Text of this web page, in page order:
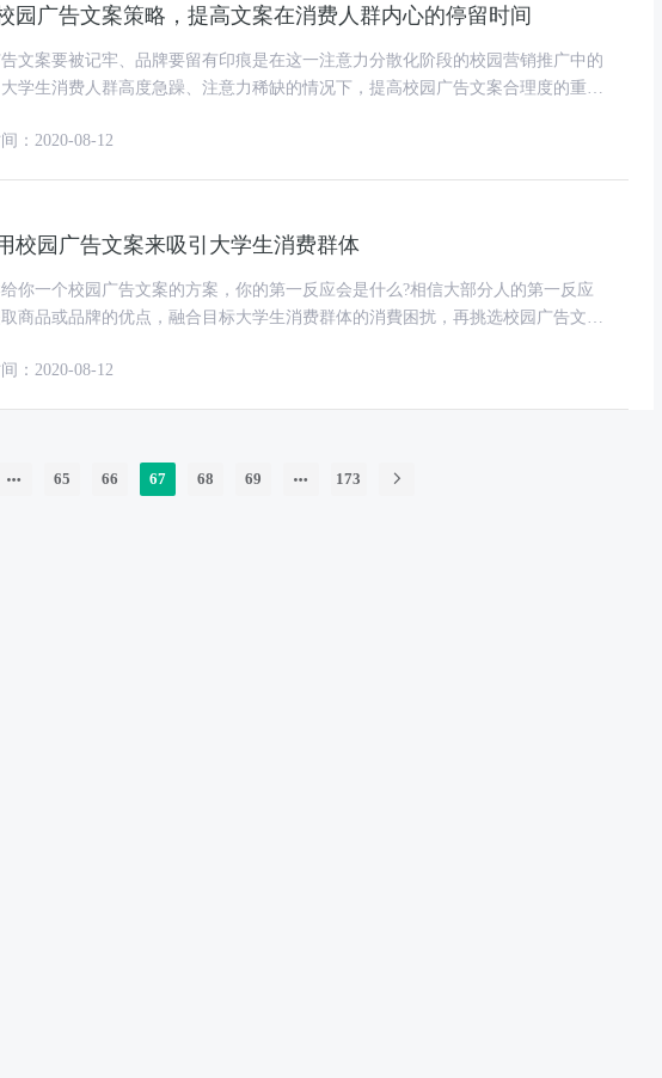
园广告文案策略，提高文案在消费人群内心的停留时间
文案要被记牢、品牌要留有印痕是在这一注意力分散化阶段的校园营销推广中的
学生消费人群高度急躁、注意力稀缺的情况下，提高校园广告文案合理度的重要
：2020-08-12
校园广告文案来吸引大学生消费群体
你一个校园广告文案的方案，你的第一反应会是什么?相信大部分人的第一反应
商品或品牌的优点，融合目标大学生消费群体的消費困扰，再挑选校园广告文案
：2020-08-12
65 66 67 68 69 173